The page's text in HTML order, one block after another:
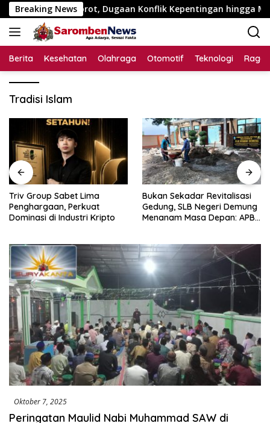
Langsung
ke
konten
Breaking News
Juta Disorot, Dugaan Konflik Kepentingan hingga Misteri
Berita Kesehatan Olahraga Otomotif Teknologi
Tradisi Islam
Triv Group Sabet Lima
Penghargaan, Perkuat
Dominasi di Industri Kripto
Bukan Sekadar Revitalisasi
Gedung, SLB Negeri Demung
Menanam Masa Depan: APBN
Khusus Menjadi Kemandirian
Oktober 7, 2025
Peringatan Maulid Nabi Muhammad SAW di